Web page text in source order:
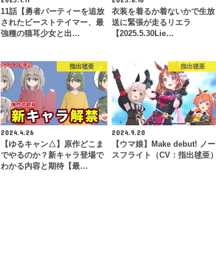
11話【勇者パーティーを追放
されたビーストテイマー、最
強種の猫耳少女と出…
衣装を着るか着ないかで生放
送に緊張が走るリエラ
【2025.5.30Lie…
指出毬亜
2024.4.26
【ゆるキャン△】原作どこま
でやるのか？新キャラ登場で
わかる内容と期待【最…
指出毬亜
2024.9.20
【ウマ娘】Make debut! ノー
スフライト（CV：指出毬亜）